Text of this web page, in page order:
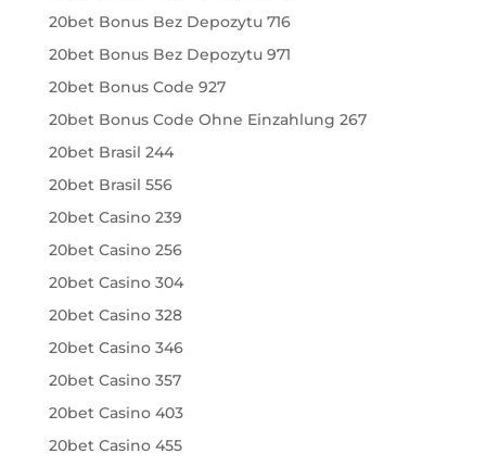
20bet Bonus Bez Depozytu 716
20bet Bonus Bez Depozytu 971
20bet Bonus Code 927
20bet Bonus Code Ohne Einzahlung 267
20bet Brasil 244
20bet Brasil 556
20bet Casino 239
20bet Casino 256
20bet Casino 304
20bet Casino 328
20bet Casino 346
20bet Casino 357
20bet Casino 403
20bet Casino 455